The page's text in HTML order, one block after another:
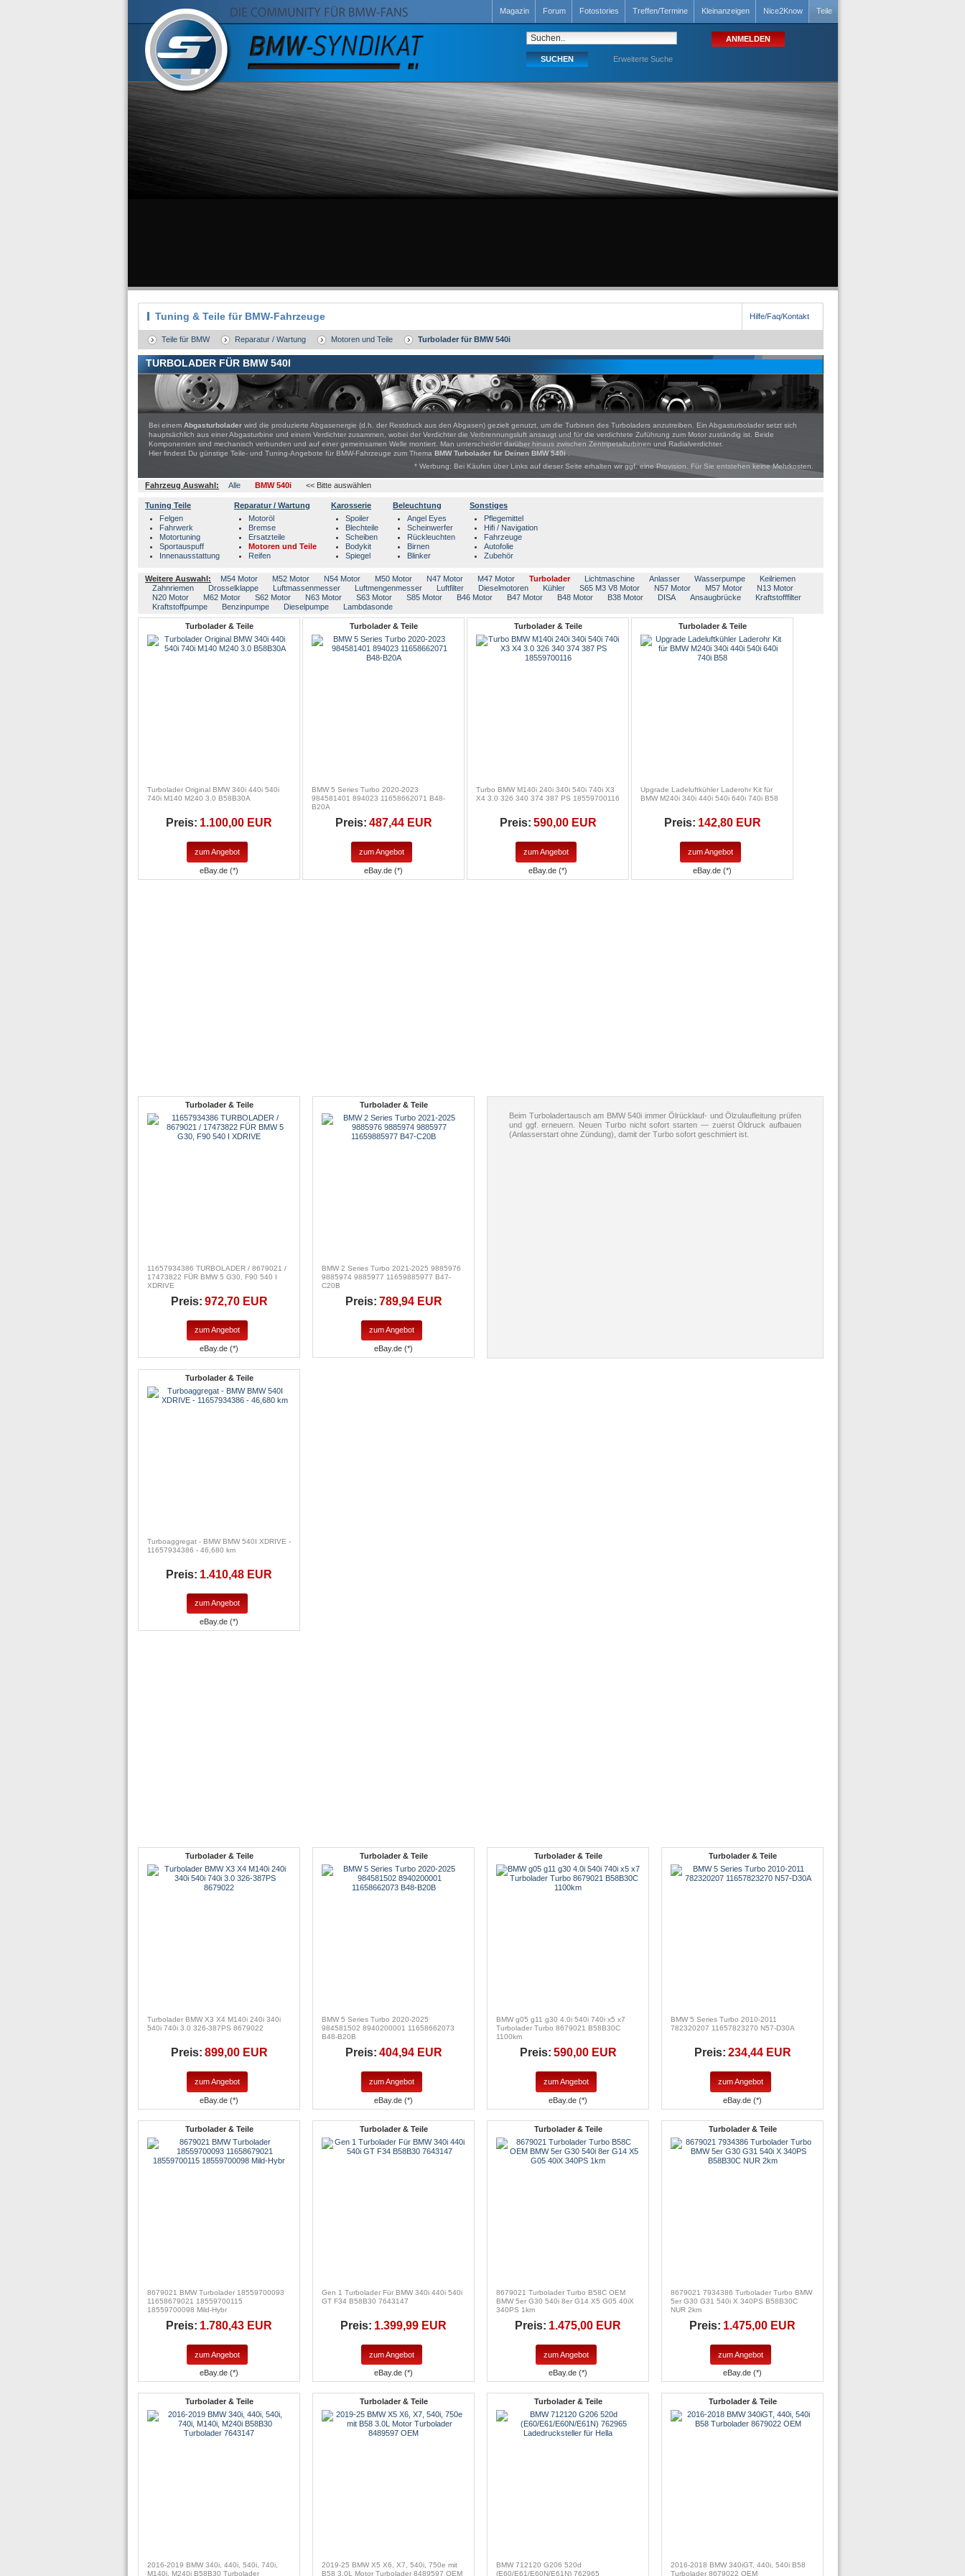
Magazin Forum Fotostories Treffen/Termine Kleinanzeigen Nice2Know Teile
Erweiterte Suche
Tuning & Teile für BMW-Fahrzeuge Hilfe/Faq/Kontakt
Teile für BMW Reparatur / Wartung Motoren und Teile Turbolader für BMW 540i
TURBOLADER FÜR BMW 540I
Bei einem Abgasturbolader wird die produzierte Abgasenergie (d.h. der Restdruck aus den Abgasen) gezielt genutzt, um die Turbinen des Turboladers anzutreiben. Ein Abgasturbolader setzt sich
hauptsächlich aus einer Abgasturbine und einem Verdichter zusammen, wobei der Verdichter die Verbrennungsluft ansaugt und für die verdichtete Zuführung zum Motor zuständig ist. Beide
Komponenten sind mechanisch verbunden und auf einer gemeinsamen Welle montiert. Man unterscheidet darüber hinaus zwischen Zentripetalturbinen und Radialverdichter.
Hier findest Du günstige Teile- und Tuning-Angebote für BMW-Fahrzeuge zum Thema BMW Turbolader für Deinen BMW 540i
* Werbung: Bei Käufen über Links auf dieser Seite erhalten wir ggf. eine Provision. Für Sie entstehen keine Mehrkosten.
Fahrzeug Auswahl: Alle BMW 540i << Bitte auswählen
Tuning Teile
Felgen
Fahrwerk
Motortuning
Sportauspuff
Innenausstattung
Reparatur / Wartung
Motoröl
Bremse
Ersatzteile
Motoren und Teile
Reifen
Karosserie
Spoiler
Blechteile
Scheiben
Bodykit
Spiegel
Beleuchtung
Angel Eyes
Scheinwerfer
Rückleuchten
Birnen
Blinker
Sonstiges
Pflegemittel
Hifi / Navigation
Fahrzeuge
Autofolie
Zubehör
Weitere Auswahl: M54 Motor M52 Motor N54 Motor M50 Motor N47 Motor M47 Motor Turbolader Lichtmaschine Anlasser Wasserpumpe
Keilriemen
Zahnriemen
Drosselklappe Luftmassenmesser Luftmengenmesser Luftfilter Dieselmotoren Kühler S65 M3 V8 Motor N57 Motor M57 Motor
N13 Motor
N20 Motor
M62 Motor S62 Motor N63 Motor S63 Motor S85 Motor B46 Motor B47 Motor B48 Motor B38 Motor DISA Ansaugbrücke
Kraftstofffilter
Kraftstoffpumpe
Benzinpumpe Dieselpumpe Lambdasonde
Turbolader & Teile
Turbolader Original BMW 340i 440i 540i
740i M140 M240 3.0 B58B30A
Preis: 1.100,00 EUR
zum Angebot
eBay.de (*)
Turbolader & Teile
BMW 5 Series Turbo 2020-2023
984581401 894023 11658662071 B48-
B20A
Preis: 487,44 EUR
zum Angebot
eBay.de (*)
Turbolader & Teile
Turbo BMW M140i 240i 340i 540i 740i X3
X4 3.0 326 340 374 387 PS 18559700116
Preis: 590,00 EUR
zum Angebot
eBay.de (*)
Turbolader & Teile
Upgrade Ladeluftkühler Laderohr Kit für
BMW M240i 340i 440i 540i 640i 740i B58
Preis: 142,80 EUR
zum Angebot
eBay.de (*)
Turbolader & Teile
11657934386 TURBOLADER / 8679021 /
17473822 FÜR BMW 5 G30, F90 540 I
XDRIVE
Preis: 972,70 EUR
zum Angebot
eBay.de (*)
Turbolader & Teile
BMW 2 Series Turbo 2021-2025 9885976
9885974 9885977 11659885977 B47-
C20B
Preis: 789,94 EUR
zum Angebot
eBay.de (*)
Beim Turboladertausch am BMW 540i immer Ölrücklauf- und Ölzulaufleitung prüfen
und ggf. erneuern. Neuen Turbo nicht sofort starten — zuerst Öldruck aufbauen
(Anlasserstart ohne Zündung), damit der Turbo sofort geschmiert ist.
Turbolader & Teile
Turboaggregat - BMW BMW 540I XDRIVE -
11657934386 - 46,680 km
Preis: 1.410,48 EUR
zum Angebot
eBay.de (*)
Turbolader & Teile
Turbolader BMW X3 X4 M140i 240i 340i
540i 740i 3.0 326-387PS 8679022
Preis: 899,00 EUR
zum Angebot
eBay.de (*)
Turbolader & Teile
BMW 5 Series Turbo 2020-2025
984581502 8940200001 11658662073
B48-B20B
Preis: 404,94 EUR
zum Angebot
eBay.de (*)
Turbolader & Teile
BMW g05 g11 g30 4.0i 540i 740i x5 x7
Turbolader Turbo 8679021 B58B30C
1100km
Preis: 590,00 EUR
zum Angebot
eBay.de (*)
Turbolader & Teile
BMW 5 Series Turbo 2010-2011
782320207 11657823270 N57-D30A
Preis: 234,44 EUR
zum Angebot
eBay.de (*)
Turbolader & Teile
8679021 BMW Turbolader 18559700093
11658679021 18559700115
18559700098 Mild-Hybr
Preis: 1.780,43 EUR
zum Angebot
eBay.de (*)
Turbolader & Teile
Gen 1 Turbolader Für BMW 340i 440i 540i
GT F34 B58B30 7643147
Preis: 1.399,99 EUR
zum Angebot
eBay.de (*)
Turbolader & Teile
8679021 Turbolader Turbo B58C OEM
BMW 5er G30 540i 8er G14 X5 G05 40iX
340PS 1km
Preis: 1.475,00 EUR
zum Angebot
eBay.de (*)
Turbolader & Teile
8679021 7934386 Turbolader Turbo BMW
5er G30 G31 540i X 340PS B58B30C
NUR 2km
Preis: 1.475,00 EUR
zum Angebot
eBay.de (*)
Turbolader & Teile
2016-2019 BMW 340i, 440i, 540i, 740i,
M140i, M240i B58B30 Turbolader
Turbolader & Teile
2019-25 BMW X5 X6, X7, 540i, 750e mit
B58 3.0L Motor Turbolader 8489597 OEM
Turbolader & Teile
BMW 712120 G206 520d
(E60/E61/E60N/E61N) 762965
Turbolader & Teile
2016-2018 BMW 340iGT, 440i, 540i B58
Turbolader 8679022 OEM